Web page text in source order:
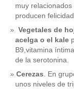
muy
producen
Vegetales de
acelga o el kale
B9,vitamina
de la serotonina.
Cerezas. En
unos niveles de